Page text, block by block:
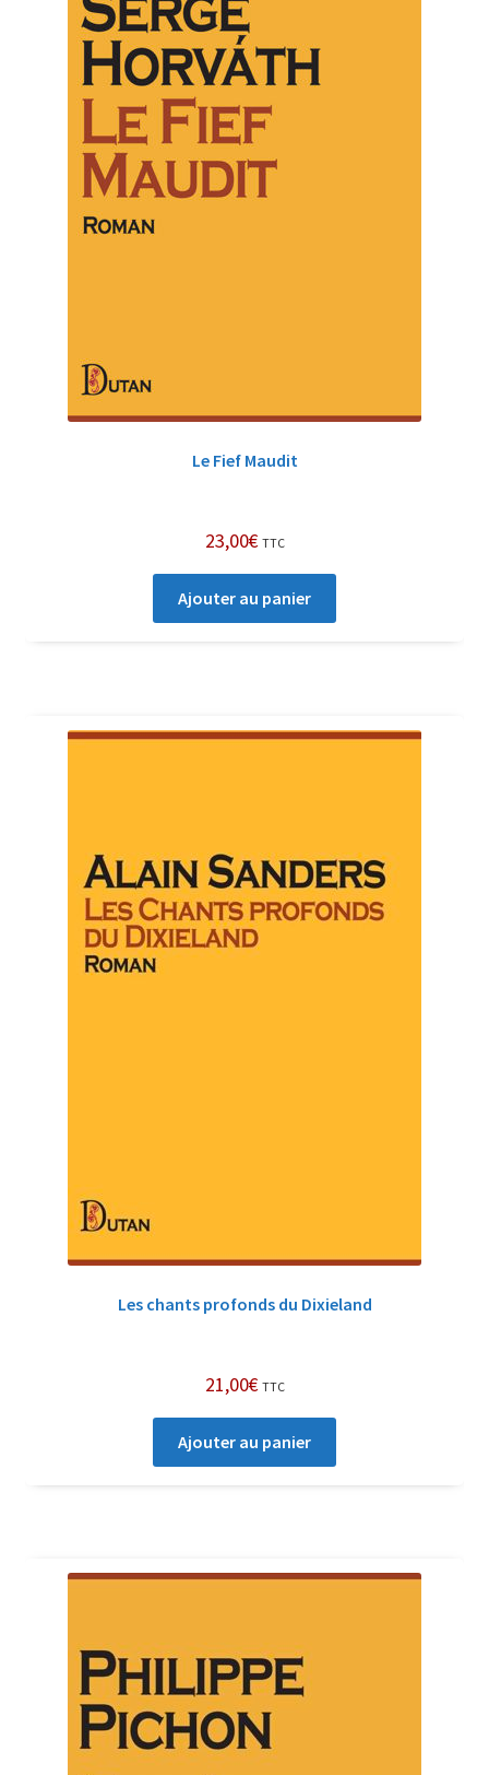
Le Fief Maudit
23,00€ TTC
Ajouter au panier
Les chants profonds du Dixieland
21,00€ TTC
Ajouter au panier